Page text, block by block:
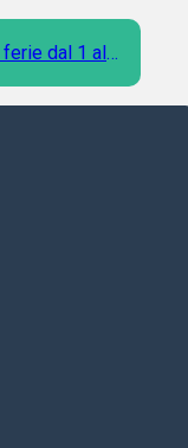
dal 1 al 9